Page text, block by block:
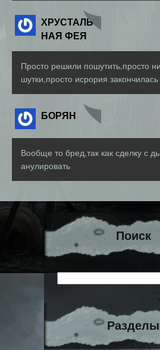
ХРУСТАЛЬ
НАЯ ФЕЯ
Просто решили пошутить,просто
шутки,просто исрория
БОРЯН
Вообще то бред,так как сделку с
анулировать
Поиск
Разделы